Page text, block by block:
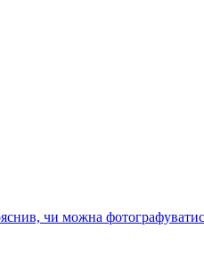
чи можна